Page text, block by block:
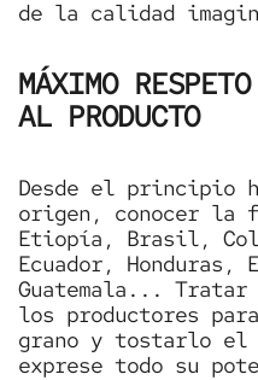
de la calidad
MÁXIMO
AL PRODUCTO
Desde el principio
origen, conocer
Etiopía, Brasil,
Ecuador, Honduras,
Guatemala...
los productores
grano y tostarlo el
exprese todo su